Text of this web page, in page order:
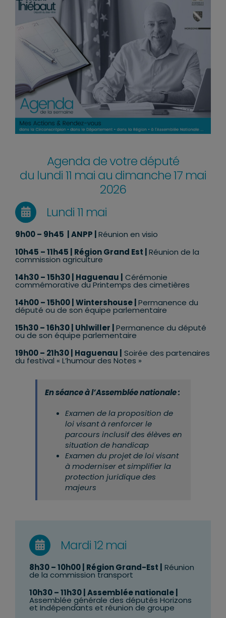
Agenda de votre député
du lundi 11 mai au dimanche 17 mai
2026
Lundi 11 mai
9h00 – 9h45 | ANPP | Réunion en visio
10h45 – 11h45
| Région Grand Est | Réunion de la
commission agriculture
14h30 – 15h30 | Haguenau | Cérémonie
commémorative du Printemps des cimetières
14h00 – 15h00 | Wintershouse | Permanence du
député ou de son équipe parlementaire
15h30 – 16h30 | Uhlwiller | Permanence du député
ou de son équipe parlementaire
19h00 – 21h30 | Haguenau | Soirée des partenaires
du festival « L’humour des Notes »
En séance à l’Assemblée nationale :
Examen de la proposition de
loi visant à renforcer le
parcours inclusif des élèves en
situation de handicap
Examen du projet de loi visant
à moderniser et simplifier la
protection juridique des
majeurs
Mardi 12 mai
8h30 – 10h00 | Région Grand-Est | Réunion
de la commission transport
10h30 – 11h30 | Assemblée nationale |
Assemblée générale des députés Horizons
et Indépendants et réunion de groupe